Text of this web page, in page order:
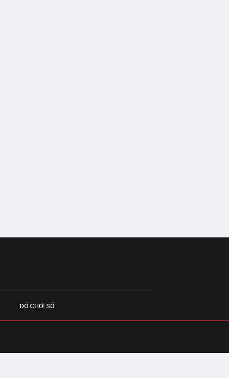
ĐỒ CHƠI SỐ